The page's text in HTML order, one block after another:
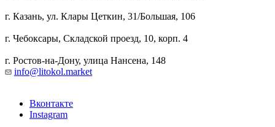
г. Казань, ул. Клары Цеткин, 31/Большая, 106
г. Чебоксары, Складской проезд, 10, корп. 4
г. Ростов-на-Дону, улица Нансена, 148
info@litokol.market
Вконтакте
Instagram